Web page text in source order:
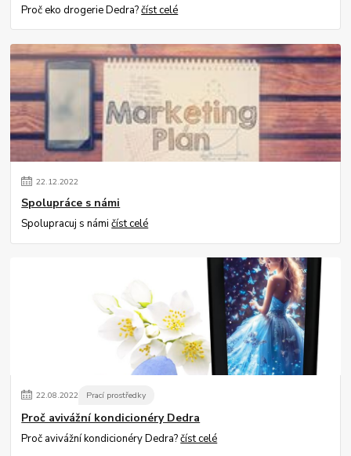
Proč eko drogerie Dedra?číst celé
22.12.2022
Spolupráce s námi
Spolupracuj s námičíst celé
22.08.2022 Prací prostředky
Proč avivážní kondicionéry Dedra
Proč avivážní kondicionéry Dedra?číst celé